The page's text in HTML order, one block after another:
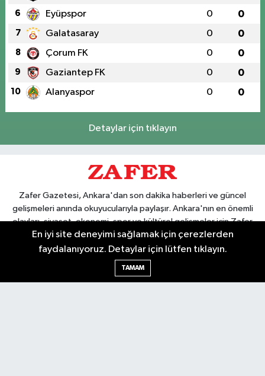
6 Eyüpspor 0 0
7 Galatasaray 0 0
8 Çorum FK 0 0
9 Gaziantep FK 0 0
10 Alanyaspor 0 0
Detaylar için tıklayın
Zafer Gazetesi, Ankara'dan son dakika haberleri ve güncel
gelişmeleri anında okuyucularıyla paylaşır. Ankara'nın en önemli
olayları, siyaset, ekonomi, spor ve kültürel gelişmeler için Zafer
Gazetesi'ni takip edin. Başkentin güvendiği haber kaynağı.
En iyi site deneyimi sağlamak için çerezlerden
faydalanıyoruz. Detaylar için lütfen tıklayın.
TAMAM